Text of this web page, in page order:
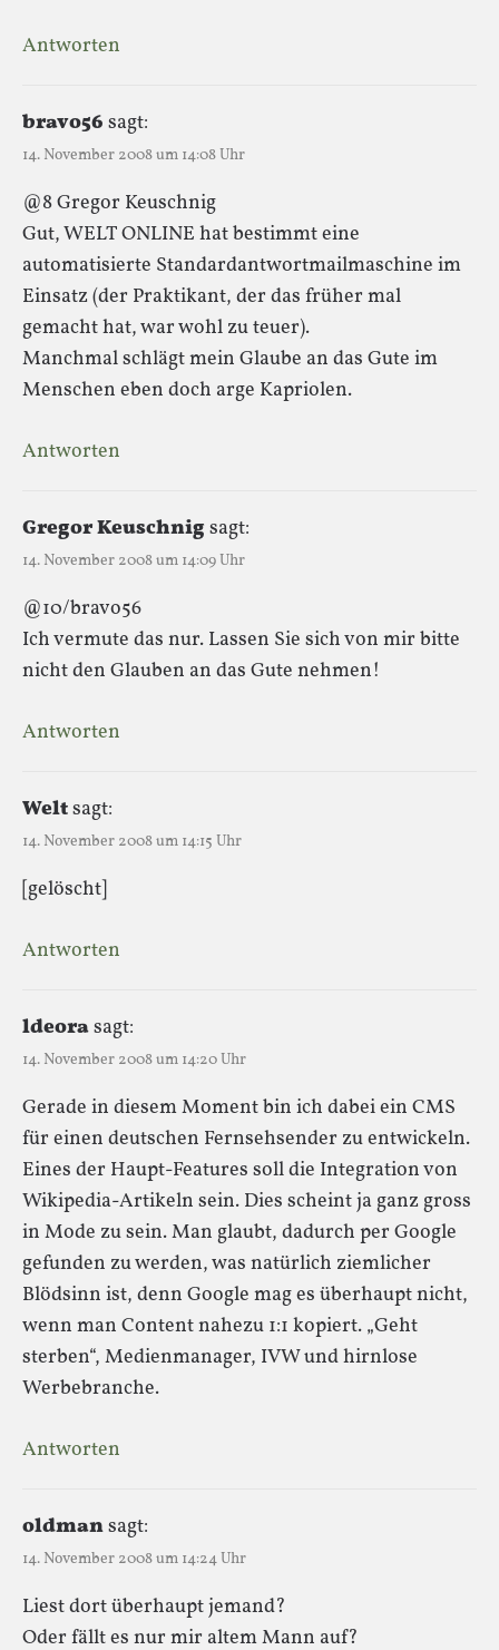
Antworten
bravo56 sagt:
14. November 2008 um 14:08 Uhr
@8 Gregor Keuschnig
Gut, WELT ONLINE hat bestimmt eine
automatisierte Standardantwortmailmaschine im
Einsatz (der Praktikant, der das früher mal
gemacht hat, war wohl zu teuer).
Manchmal schlägt mein Glaube an das Gute im
Menschen eben doch arge Kapriolen.
Antworten
Gregor Keuschnigsagt:
14. November 2008 um 14:09 Uhr
@10/bravo56
Ich vermute das nur. Lassen Sie sich von mir bitte
nicht den Glauben an das Gute nehmen!
Antworten
Weltsagt:
14. November 2008 um 14:15 Uhr
[gelöscht]
Antworten
ldeorasagt:
14. November 2008 um 14:20 Uhr
Gerade in diesem Moment bin ich dabei ein CMS
für einen deutschen Fernsehsender zu entwickeln.
Eines der Haupt-Features soll die Integration von
Wikipedia-Artikeln sein. Dies scheint ja ganz gross
in Mode zu sein. Man glaubt, dadurch per Google
gefunden zu werden, was natürlich ziemlicher
Blödsinn ist, denn Google mag es überhaupt nicht,
wenn man Content nahezu 1:1 kopiert. „Geht
sterben“, Medienmanager, IVW und hirnlose
Werbebranche.
Antworten
oldmansagt:
14. November 2008 um 14:24 Uhr
Liest dort überhaupt jemand?
Oder fällt es nur mir altem Mann auf?